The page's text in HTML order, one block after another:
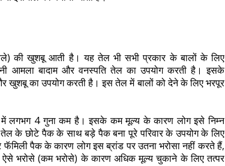
की खुशबू आती है। यह तेल भी सभी प्रकार के बालों के लिए
आमला बादाम और वनस्पति तेल का उपयोग करती है। इसके
खुशबू का उपयोग करती है। इस तेल में बालों को देने के लिए भरपूर
लगभग 4 गुना कम है। इसके कम मूल्य के कारण लोग इसे निम्न
के छोटे पैक के साथ बड़े पैक बना पूरे परिवार के उपयोग के लिए
पैक के कारण लोग इस ब्रांड पर उतना भरोसा नहीं करते हैं,
भरोसे (कम भरोसे) के कारण अधिक मूल्य चुकाने के लिए तत्पर